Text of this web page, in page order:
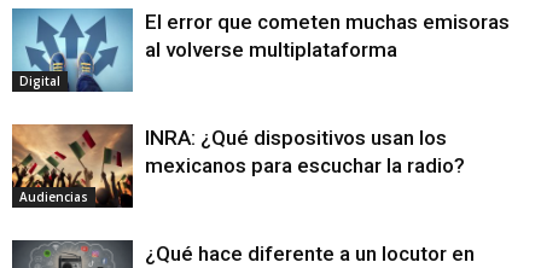
Digital
El error que cometen muchas emisoras
al volverse multiplataforma
Audiencias
INRA: ¿Qué dispositivos usan los
mexicanos para escuchar la radio?
¿Qué hace diferente a un locutor en